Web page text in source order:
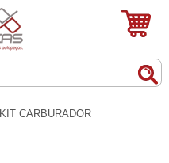
KIT CARBURADOR